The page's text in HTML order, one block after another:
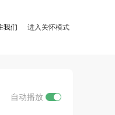
我们 进入关怀模式
自动播放